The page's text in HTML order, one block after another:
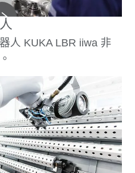
人 KUKA LBR iiwa 非